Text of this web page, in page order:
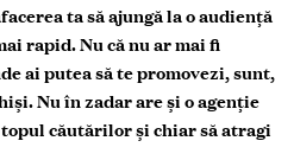
ta să ajungă la o audienţă
rapid. Nu că nu ar mai fi
ai putea să te promovezi, sunt,
Nu în zadar are şi o agenţie
căutărilor şi chiar să atragi